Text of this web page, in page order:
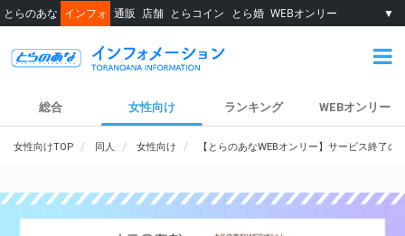
とらのあな インフォ 通販 店舗 とらコイン とら婚 WEBオンリー ▼
総合 女性向け ランキング WEBオンリー
女性向けTOP 同人 女性向け 【とらのあなWEBオンリー】サービス終了の